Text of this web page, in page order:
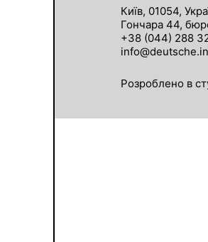
Київ, 01054,
Гончара 44,
+38 (044) 288
Розроблено в